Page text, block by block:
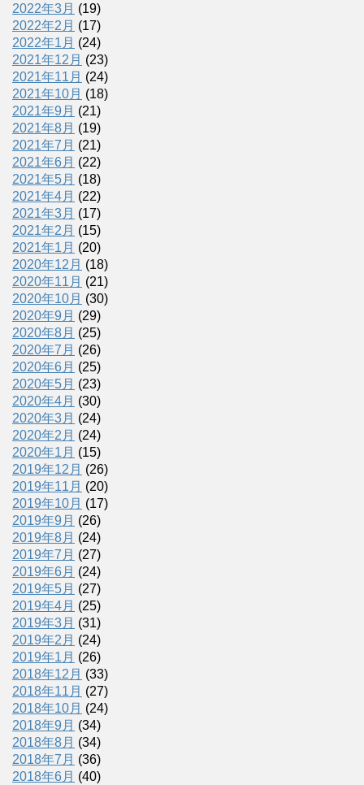
2022年3月 (19)
2022年2月 (17)
2022年1月 (24)
2021年12月 (23)
2021年11月 (24)
2021年10月 (18)
2021年9月 (21)
2021年8月 (19)
2021年7月 (21)
2021年6月 (22)
2021年5月 (18)
2021年4月 (22)
2021年3月 (17)
2021年2月 (15)
2021年1月 (20)
2020年12月 (18)
2020年11月 (21)
2020年10月 (30)
2020年9月 (29)
2020年8月 (25)
2020年7月 (26)
2020年6月 (25)
2020年5月 (23)
2020年4月 (30)
2020年3月 (24)
2020年2月 (24)
2020年1月 (15)
2019年12月 (26)
2019年11月 (20)
2019年10月 (17)
2019年9月 (26)
2019年8月 (24)
2019年7月 (27)
2019年6月 (24)
2019年5月 (27)
2019年4月 (25)
2019年3月 (31)
2019年2月 (24)
2019年1月 (26)
2018年12月 (33)
2018年11月 (27)
2018年10月 (24)
2018年9月 (34)
2018年8月 (34)
2018年7月 (36)
2018年6月 (40)